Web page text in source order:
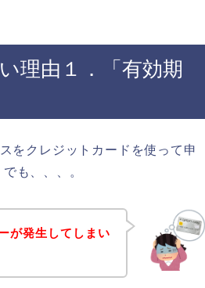
理由１．「有効期
をクレジットカードを使って申
も、、、。
が発生してしまい